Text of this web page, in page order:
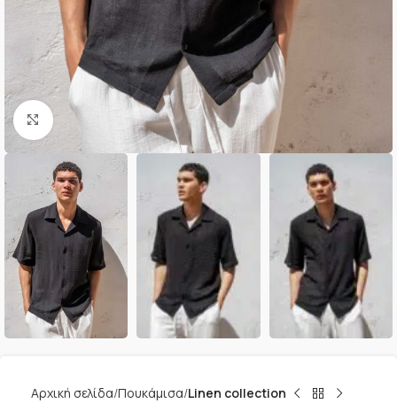
Κλικ για μεγέθυνση
Αρχική σελίδα Πουκάμισα Linen collection